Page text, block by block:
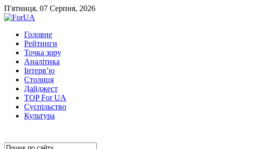
П'ятниця, 07 Серпня, 2026
Головне
Рейтинги
Точка зору
Аналітика
Інтерв’ю
Столиця
Дайджест
TOP For UA
Суспiльство
Культура